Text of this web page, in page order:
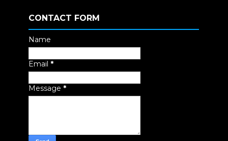
CONTACT FORM
Name
Email *
Message *